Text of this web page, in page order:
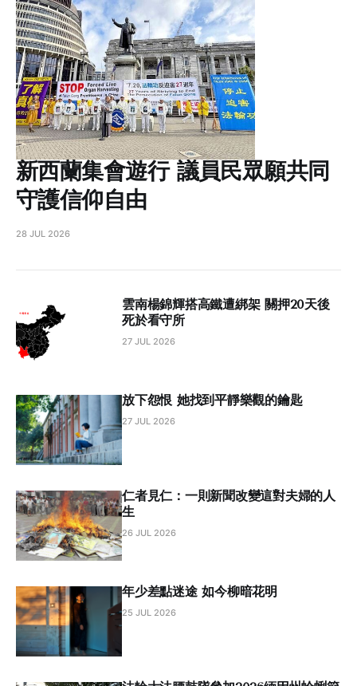
新西蘭集會遊行 議員民眾願共同
守護信仰自由
28 JUL 2026
雲南楊錦輝搭高鐵遭綁架 關押20天後
死於看守所
27 JUL 2026
放下怨恨 她找到平靜樂觀的鑰匙
27 JUL 2026
仁者見仁：一則新聞改變這對夫婦的人
生
26 JUL 2026
年少差點迷途 如今柳暗花明
25 JUL 2026